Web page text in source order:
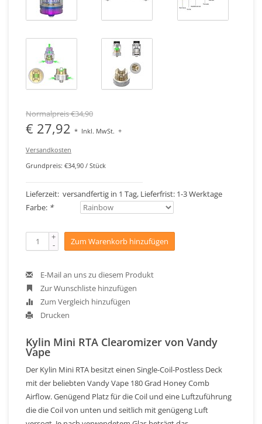
Normalpreis €34,90
€ 27,92 * Inkl. MwSt. +
Versandkosten
Grundpreis: €34,90 / Stück
Lieferzeit: versandfertig in 1 Tag, Lieferfrist: 1-3 Werktage
Farbe: *
+
- Zum Warenkorb hinzufügen
E-Mail an uns zu diesem Produkt
Zur Wunschliste hinzufügen
Zum Vergleich hinzufügen
Drucken
Kylin Mini RTA Clearomizer von Vandy
Vape
Der Kylin Mini RTA besitzt einen Single-Coil-Postless Deck
mit der beliebten Vandy Vape 180 Grad Honey Comb
Airflow. Genügend Platz für die Coil und eine Luftzuführung
die die Coil von unten und seitlich mit genügeng Luft